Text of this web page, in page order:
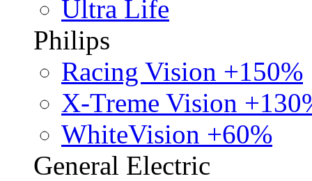
Ultra Life
Philips
Racing Vision +150%
X-Treme Vision
WhiteVision +60%
General Electric